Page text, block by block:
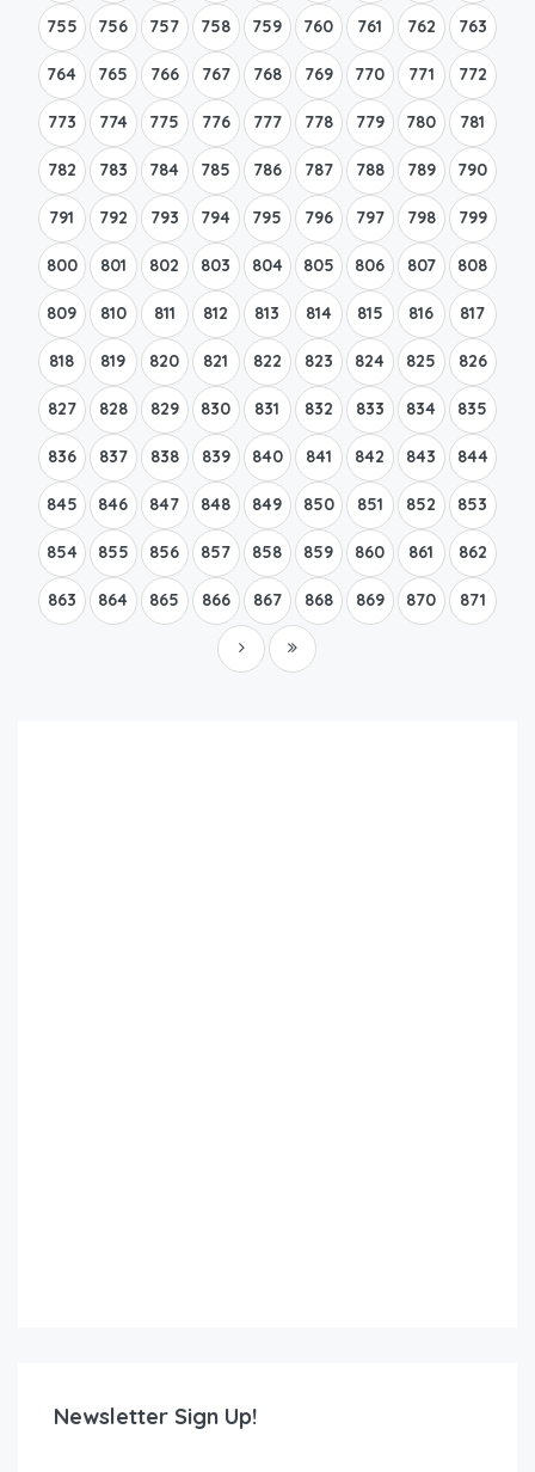
755 756 757 758 759 760 761 762 763
764 765 766 767 768 769 770 771 772
773 774 775 776 777 778 779 780 781
782 783 784 785 786 787 788 789 790
791 792 793 794 795 796 797 798 799
800 801 802 803 804 805 806 807 808
809 810 811 812 813 814 815 816 817
818 819 820 821 822 823 824 825 826
827 828 829 830 831 832 833 834 835
836 837 838 839 840 841 842 843 844
845 846 847 848 849 850 851 852 853
854 855 856 857 858 859 860 861 862
863 864 865 866 867 868 869 870 871
Newsletter Sign Up!